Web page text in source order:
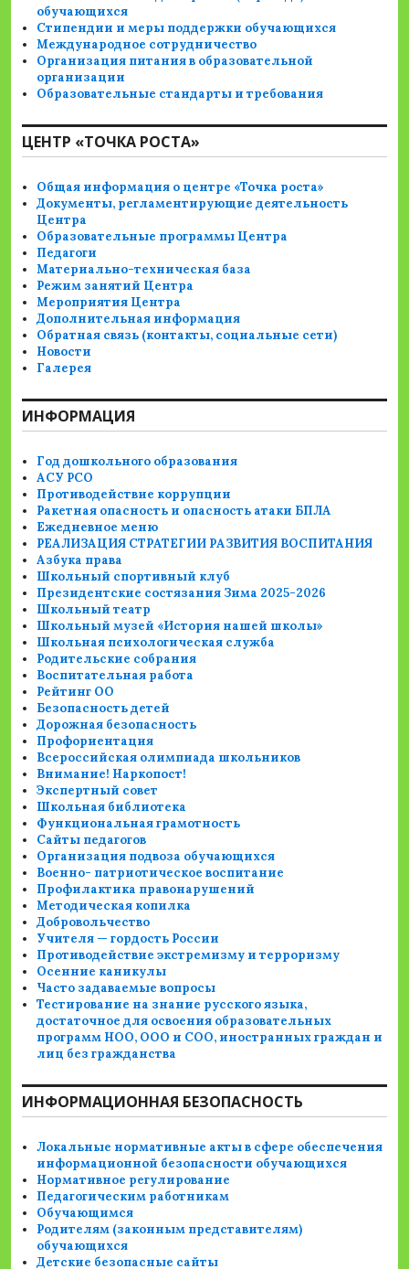
обучающихся
Стипендии и меры поддержки обучающихся
Международное сотрудничество
Организация питания в образовательной
организации
Образовательные стандарты и требования
ЦЕНТР «ТОЧКА РОСТА»
Общая информация о центре «Точка роста»
Документы, регламентирующие деятельность
Центра
Образовательные программы Центра
Педагоги
Материально-техническая база
Режим занятий Центра
Мероприятия Центра
Дополнительная информация
Обратная связь (контакты, социальные сети)
Новости
Галерея
ИНФОРМАЦИЯ
Год дошкольного образования
АСУ РСО
Противодействие коррупции
Ракетная опасность и опасность атаки БПЛА
Ежедневное меню
РЕАЛИЗАЦИЯ СТРАТЕГИИ РАЗВИТИЯ ВОСПИТАНИЯ
Азбука права
Школьный спортивный клуб
Президентские состязания Зима 2025-2026
Школьный театр
Школьный музей «История нашей школы»
Школьная психологическая служба
Родительские собрания
Воспитательная работа
Рейтинг ОО
Безопасность детей
Дорожная безопасность
Профориентация
Всероссийская олимпиада школьников
Внимание! Наркопост!
Экспертный совет
Школьная библиотека
Функциональная грамотность
Сайты педагогов
Организация подвоза обучающихся
Военно- патриотическое воспитание
Профилактика правонарушений
Методическая копилка
Добровольчество
Учителя — гордость России
Противодействие экстремизму и терроризму
Осенние каникулы
Часто задаваемые вопросы
Тестирование на знание русского языка,
достаточное для освоения образовательных
программ НОО, ООО и СОО, иностранных граждан и
лиц без гражданства
ИНФОРМАЦИОННАЯ БЕЗОПАСНОСТЬ
Локальные нормативные акты в сфере обеспечения
информационной безопасности обучающихся
Нормативное регулирование
Педагогическим работникам
Обучающимся
Родителям (законным представителям)
обучающихся
Детские безопасные сайты